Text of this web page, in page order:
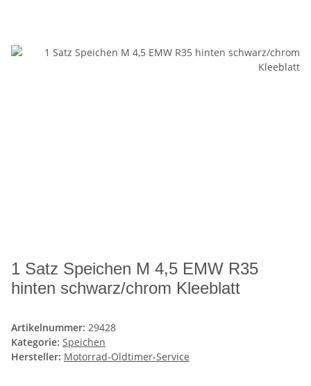
1 Satz Speichen M 4,5 EMW R35
hinten schwarz/chrom Kleeblatt
Artikelnummer: 29428
Kategorie: Speichen
Hersteller: Motorrad-Oldtimer-Service